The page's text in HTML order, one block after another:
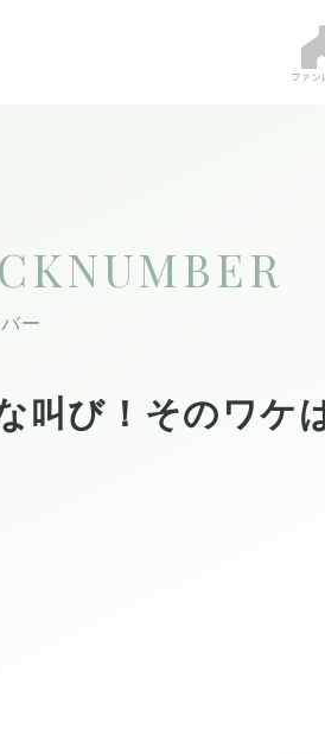
ー
叫び！そのワケ